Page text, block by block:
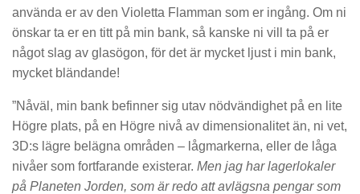
använda er av den Violetta Flamman som er ingång. Om ni
önskar ta er en titt på min bank, så kanske ni vill ta på er
något slag av glasögon, för det är mycket ljust i min bank,
mycket bländande!
”Nåväl, min bank befinner sig utav nödvändighet på en lite
Högre plats, på en Högre nivå av dimensionalitet än, ni vet,
3D:s lägre belägna områden – lågmarkerna, eller de låga
nivåer som fortfarande existerar. Men jag har lagerlokaler
på Planeten Jorden, som är redo att avlägsna pengar som